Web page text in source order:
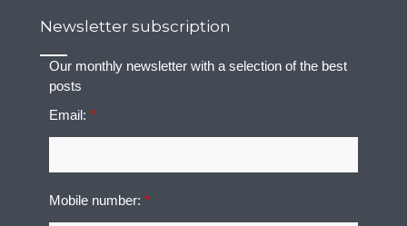
Newsletter subscription
Our monthly newsletter with a selection of the best
posts
Email:*
Mobile number:*